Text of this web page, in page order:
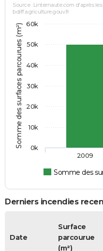
Somme des surfaces parcourues (m²)
Source : Linternaute.com d'après
bdiff.agriculture.gouv.fr
Somme des
2009
0k
10k
20k
30k
40k
50k
60k
Derniers incendies
Date
Surface
parcourue
(m²)